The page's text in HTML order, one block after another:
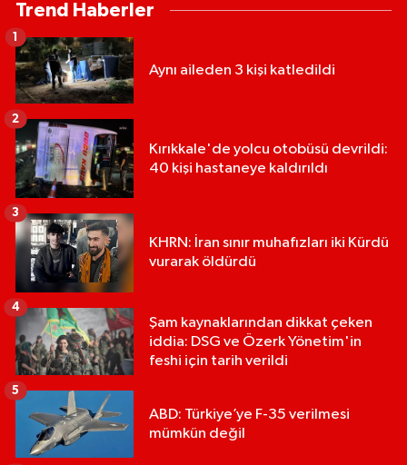
Trend Haberler
Aynı aileden 3 kişi katledildi
1
Kırıkkale'de yolcu otobüsü devrildi:
40 kişi hastaneye kaldırıldı
2
KHRN: İran sınır muhafızları iki Kürdü
vurarak öldürdü
3
Şam kaynaklarından dikkat çeken
iddia: DSG ve Özerk Yönetim'in
feshi için tarih verildi
4
ABD: Türkiye’ye F-35 verilmesi
mümkün değil
5